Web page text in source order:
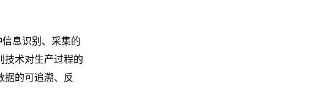
息识别、采集的
技术对生产过程的
据的可追溯、反